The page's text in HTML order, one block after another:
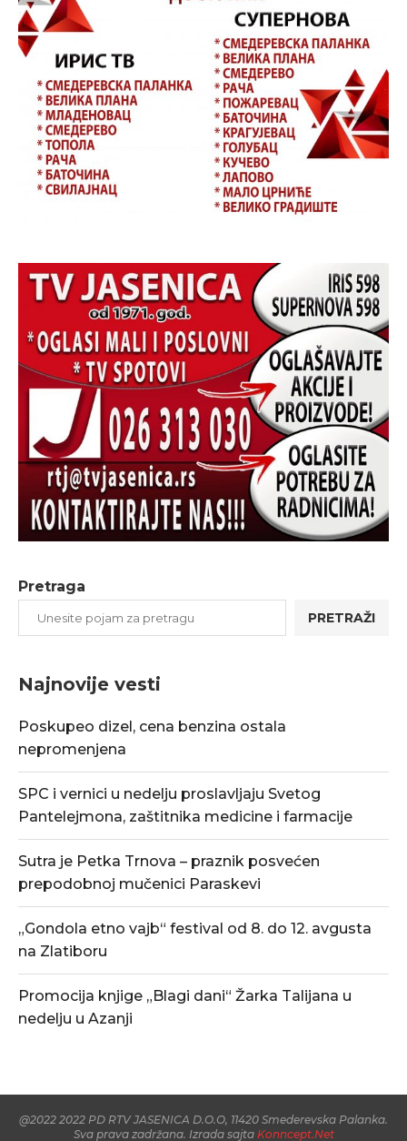
Pretraga
PRETRAŽI
Najnovije vesti
Poskupeo dizel, cena benzina ostala
nepromenjena
SPC i vernici u nedelju proslavljaju Svetog
Pantelejmona, zaštitnika medicine i farmacije
Sutra je Petka Trnova – praznik posvećen
prepodobnoj mučenici Paraskevi
„Gondola etno vajb“ festival od 8. do 12. avgusta
na Zlatiboru
Promocija knjige „Blagi dani“ Žarka Talijana u
nedelju u Azanji
@2022 2022 PD RTV JASENICA D.O.O, 11420 Smederevska Palanka.
Sva prava zadržana. Izrada sajta Konncept.Net